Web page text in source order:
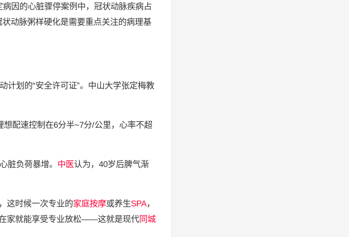
因的心脏骤停案例中，冠状动脉疾病占
动脉粥样硬化是需要重点关注的病理基
计划的“安全许可证”。中山大学张定梅教
配速控制在6分半~7分/公里，心率不超
脏负荷暴增。 中医认为，40岁后脾气渐
这时候一次专业的家庭按摩或养生SPA，
家就能享受专业放松——这就是现代同城